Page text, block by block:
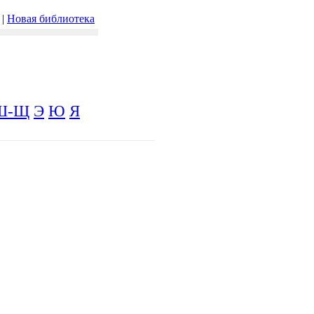
| Новая библиотека
Щ Э Ю Я